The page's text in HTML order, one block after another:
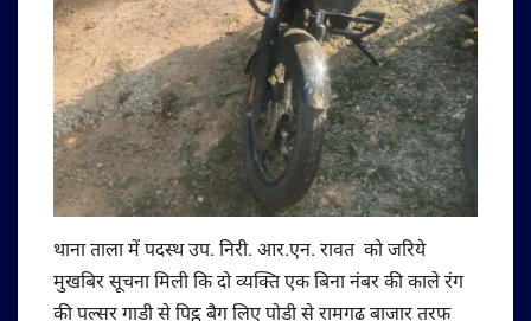
थाना ताला में पदस्थ उप. निरी. आर.एन. रावत को जरिये
मुखबिर सूचना मिली कि दो व्यक्ति एक बिना नंबर की काले रंग
की पल्सर गाड़ी से पिट्ठू बैग लिए पोडी से रामगढ बाजार तरफ